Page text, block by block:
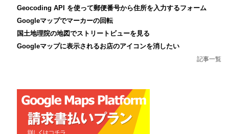
Geocoding API を使って郵便番号から住所を入力するフォーム
Googleマップでマーカーの回転
国土地理院の地図でストリートビューを見る
Googleマップに表示されるお店のアイコンを消したい
記事一覧